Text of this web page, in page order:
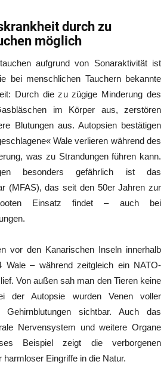
durch zu
möglich
aufgrund von Sonaraktivität ist
bei menschlichen Tauchern bekannte
Durch die zu zügige Minderung des
im Körper aus, zerstören
Blutungen aus. Autopsien bestätigen
Wale verlieren während des
was zu Strandungen führen kann.
besonders gefährlich ist das
(MFAS), das seit den 50er Jahren zur
Einsatz findet – auch bei
vor den Kanarischen Inseln innerhalb
– während zeitgleich ein NATO-
Von außen sah man den Tieren keine
der Autopsie wurden Venen voller
Gehirnblutungen sichtbar. Auch das
Nervensystem und weitere Organe
Beispiel zeigt die verborgenen
Eingriffe in die Natur.